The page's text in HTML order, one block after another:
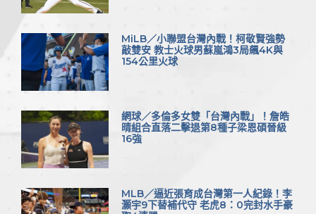
MiLB／小聯盟台灣內戰！柯敬賢強勢
敲雙安 教士火球男蘇嵐鴻3局飆4K與
154公里火球
網球／多倫多女雙「台灣內戰」！詹皓
晴組合直落二擊退第8種子梁恩碩晉級
16強
MLB／逼近張育成台灣第一人紀錄！李
灝宇9下替補代守 老虎8：0完封水手豪